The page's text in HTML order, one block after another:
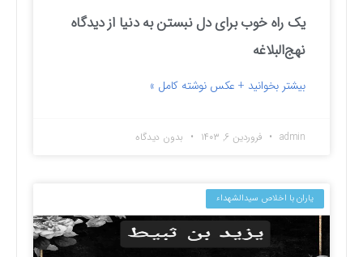
یک راه خوب برای دل نبستن به دنیا از دیدگاه
نهج‌البلاغه
بیشتر بخوانید + عکس نوشته کامل »
admin فروردین ۶, ۱۴۰۳ بدون دیدگاه
یاران با اخلاص سیدالشهداء